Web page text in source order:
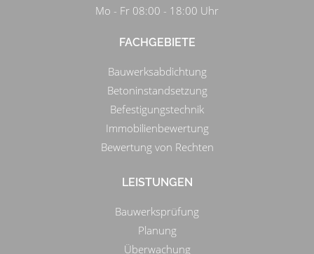
Mo - Fr 08:00 - 18:00 Uhr
FACHGEBIETE
Bauwerksabdichtung
Betoninstandsetzung
Befestigungstechnik
Immobilienbewertung
Bewertung von Rechten
LEISTUNGEN
Bauwerksprüfung
Planung
Überwachung